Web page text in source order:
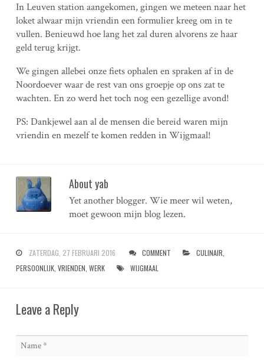
In Leuven station aangekomen, gingen we meteen naar het
loket alwaar mijn vriendin een formulier kreeg om in te
vullen. Benieuwd hoe lang het zal duren alvorens ze haar
geld terug krijgt.
We gingen allebei onze fiets ophalen en spraken af in de
Noordoever waar de rest van ons groepje op ons zat te
wachten. En zo werd het toch nog een gezellige avond!
PS: Dankjewel aan al de mensen die bereid waren mijn
vriendin en mezelf te komen redden in Wijgmaal!
About yab
Yet another blogger. Wie meer wil weten,
moet gewoon mijn blog lezen.
ZATERDAG, 27 FEBRUARI 2016 COMMENT CULINAIR
PERSOONLIJK, VRIENDEN WERK WIJGMAAL
Leave a Reply